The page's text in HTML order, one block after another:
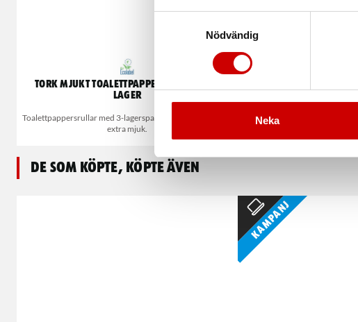
Nödvändig
Neka
Tork Mjukt Toalettpapper Premium 3-
lager
Toalettpappersrullar med 3-lagerspapper och hög kvalitet,
extra mjuk.
De som köpte, köpte även
Kampanj